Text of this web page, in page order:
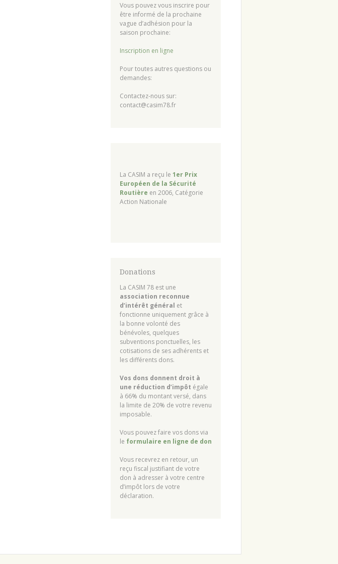
Vous pouvez vous inscrire pour
être informé de la prochaine
vague d’adhésion pour la
saison prochaine:
Inscription en ligne
Pour toutes autres questions ou
demandes:
Contactez-nous sur:
contact@casim78.fr
La CASIM a reçu le 1er Prix
Européen de la Sécurité
Routière en 2006, Catégorie
Action Nationale
Donations
La CASIM 78 est une
association reconnue
d’intérêt général et
fonctionne uniquement grâce à
la bonne volonté des
bénévoles, quelques
subventions ponctuelles, les
cotisations de ses adhérents et
les différents dons.
Vos dons donnent droit à
une réduction d’impôt égale
à 66% du montant versé, dans
la limite de 20% de votre revenu
imposable.
Vous pouvez faire vos dons via
le formulaire en ligne de don
Vous recevrez en retour, un
reçu fiscal justifiant de votre
don à adresser à votre centre
d’impôt lors de votre
déclaration.